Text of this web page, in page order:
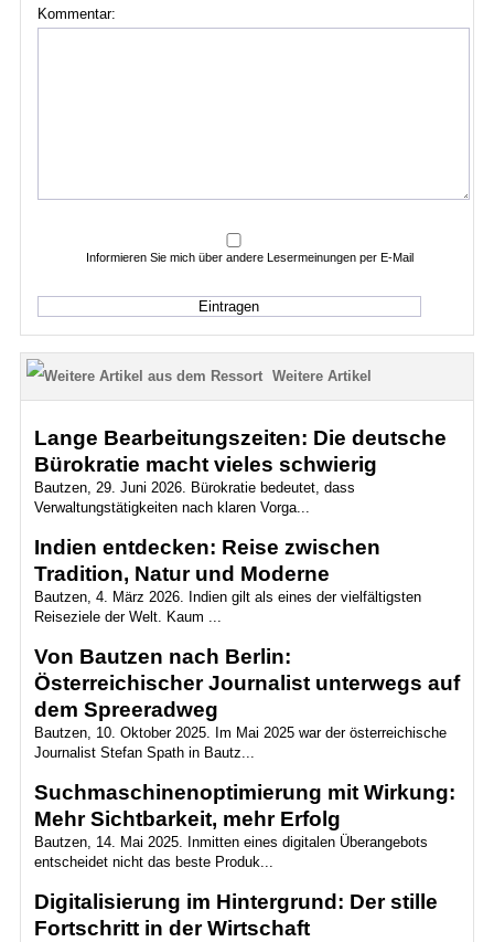
Kommentar:
Informieren Sie mich über andere Lesermeinungen per E-Mail
Weitere Artikel
Lange Bearbeitungszeiten: Die deutsche
Bürokratie macht vieles schwierig
Bautzen, 29. Juni 2026. Bürokratie bedeutet, dass
Verwaltungstätigkeiten nach klaren Vorga...
Indien entdecken: Reise zwischen
Tradition, Natur und Moderne
Bautzen, 4. März 2026. Indien gilt als eines der vielfältigsten
Reiseziele der Welt. Kaum ...
Von Bautzen nach Berlin:
Österreichischer Journalist unterwegs auf
dem Spreeradweg
Bautzen, 10. Oktober 2025. Im Mai 2025 war der österreichische
Journalist Stefan Spath in Bautz...
Suchmaschinenoptimierung mit Wirkung:
Mehr Sichtbarkeit, mehr Erfolg
Bautzen, 14. Mai 2025. Inmitten eines digitalen Überangebots
entscheidet nicht das beste Produk...
Digitalisierung im Hintergrund: Der stille
Fortschritt in der Wirtschaft